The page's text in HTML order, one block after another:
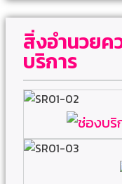
สิ่งอำนวยค
บริการ